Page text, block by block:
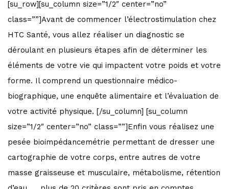
[su_row][su_column size=”1/2″ center=”no”
class=””]Avant de commencer l’électrostimulation chez
HTC Santé, vous allez réaliser un diagnostic se
déroulant en plusieurs étapes afin de déterminer les
éléments de votre vie qui impactent votre poids et votre
forme. Il comprend un questionnaire médico-
biographique, une enquête alimentaire et l’évaluation de
votre activité physique. [/su_column] [su_column
size=”1/2″ center=”no” class=””]Enfin vous réalisez une
pesée bioimpédancemétrie permettant de dresser une
cartographie de votre corps, entre autres de votre
masse graisseuse et musculaire, métabolisme, rétention